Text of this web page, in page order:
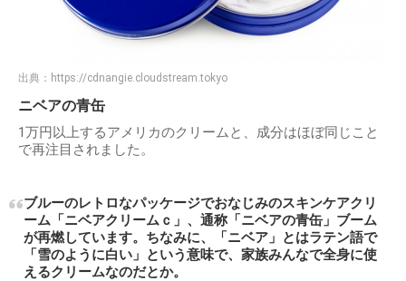
出典： https://cdnangie.cloudstream.tokyo
ニベアの青缶
1万円以上するアメリカのクリームと、成分はほぼ同じこと
で再注目されました。
ブルーのレトロなパッケージでおなじみのスキンケアクリ
ーム「ニベアクリームｃ」、通称「ニベアの青缶」ブーム
が再燃しています。ちなみに、「ニベア」とはラテン語で
「雪のように白い」という意味で、家族みんなで全身に使
えるクリームなのだとか。